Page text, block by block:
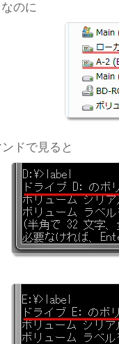
のに
ドで見ると